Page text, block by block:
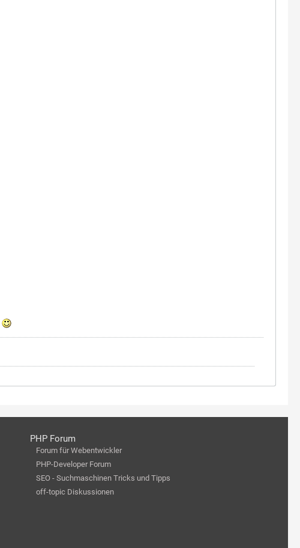
PHP Forum
Forum für Webentwickler
PHP-Developer Forum
SEO - Suchmaschinen Tricks und Tipps
off-topic Diskussionen